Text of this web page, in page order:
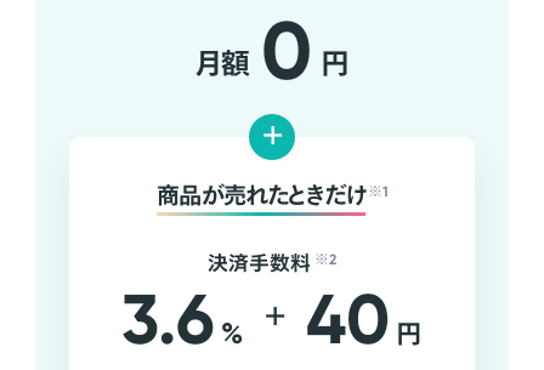
月額 0 円
+
商品が売れたときだけ ※1
決済手数料 ※2
3.6 % + 40 円